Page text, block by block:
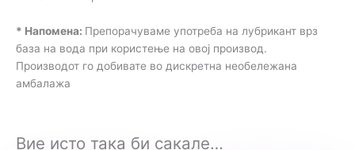
* Напомена: Препорачуваме употреба на лубрикант врз
база на вода при користење на овој производ.
Производот го добивате во дискретна необележана
амбалажа
Вие исто така би сакале…